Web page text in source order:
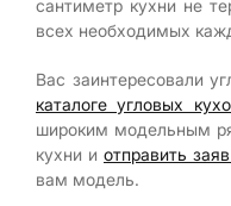
сантиметр кухни не
всех необходимых
Вас заинтересовали
каталоге угловых
широким модельным
кухни и отправить
вам модель.